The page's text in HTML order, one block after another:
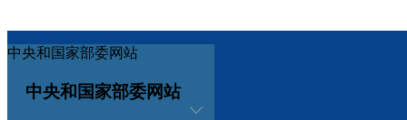
中央和国家部委网站
中央和国家部委网站